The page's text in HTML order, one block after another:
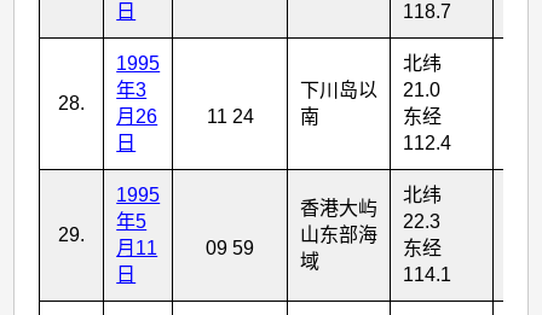
日
118.7
28.
1995
年3
月26
日
11 24
下川岛以
南
北纬
21.0
东经
112.4
29.
1995
年5
月11
日
09 59
香港大屿
山东部海
域
北纬
22.3
东经
114.1